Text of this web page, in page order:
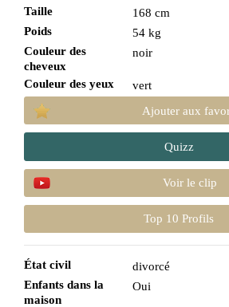
Taille
168 cm
Poids
54 kg
Couleur des
cheveux
noir
Couleur des yeux
vert
Ajouter aux
Quizz
Voir le clip
Top 10 Profils
État civil
divorcé
Enfants dans la
maison
Oui